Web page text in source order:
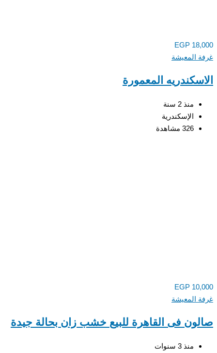
EGP
المعيشة
المعمورة
منذ 2 سنة
الإسكندرية
326 مشاهدة
EGP
المعيشة
فى القاهرة للبيع خشب زان بحالة جيدة
منذ 3 سنوات